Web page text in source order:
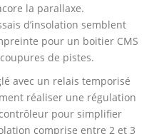
la parallaxe.
d’insolation semblent
pour un boitier CMS
de pistes.
avec un relais temporisé
réaliser une régulation
pour simplifier
comprise entre 2 et 3